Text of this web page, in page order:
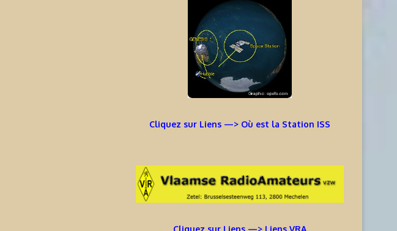
Cliquez sur Liens —> Où est la Station ISS